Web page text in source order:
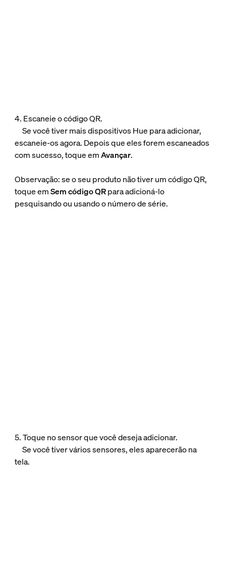
4. Escaneie o código QR.
Se você tiver mais dispositivos Hue para adicionar,
escaneie-os agora. Depois que eles forem escaneados
com sucesso, toque emAvançar.
Observação: se o seu produto não tiver um código QR,
toque emSem código QRpara adicioná-lo
pesquisando ou usando o número de série.
5. Toque no sensor que você deseja adicionar.
Se você tiver vários sensores, eles aparecerão na
tela.